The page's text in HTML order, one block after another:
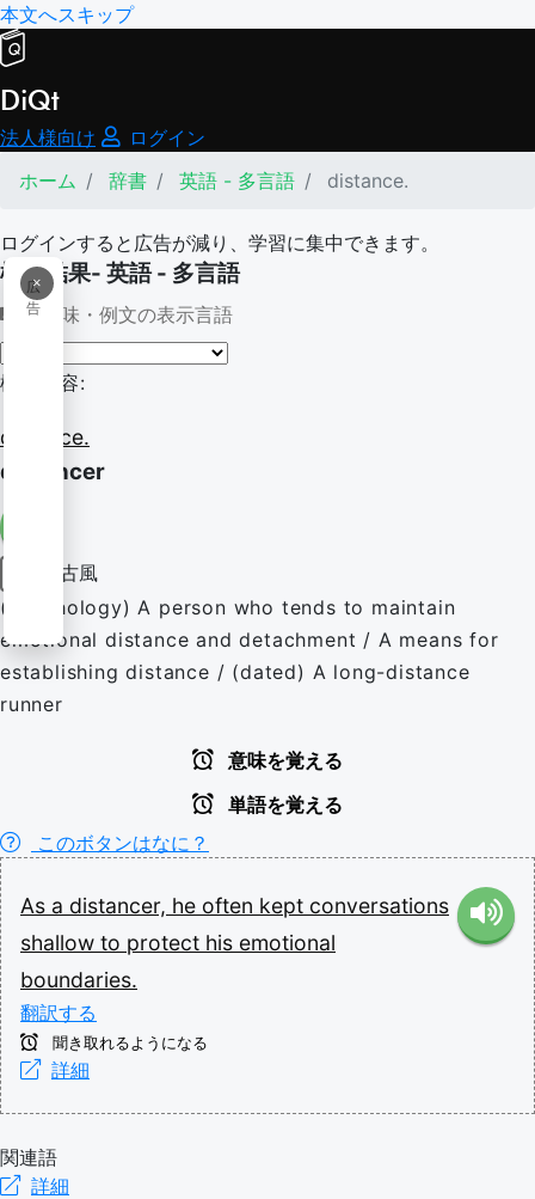
本文へスキップ
DiQt
法人様向け
ログイン
ホーム
辞書 英語 - 多言語 distance.
ログインすると広告が減り、学習に集中できます。
×
広
告
検索結果- 英語 - 多言語
意味・例文の表示言語
検索内容:
distance.
distancer
古風
(psychology) A person who tends to maintain
emotional distance and detachment / A means for
establishing distance / (dated) A long-distance
runner
意味を覚える
単語を覚える
このボタンはなに？
As a distancer, he often kept conversations
shallow to protect his emotional
boundaries.
翻訳する
聞き取れるようになる
詳細
関連語
詳細